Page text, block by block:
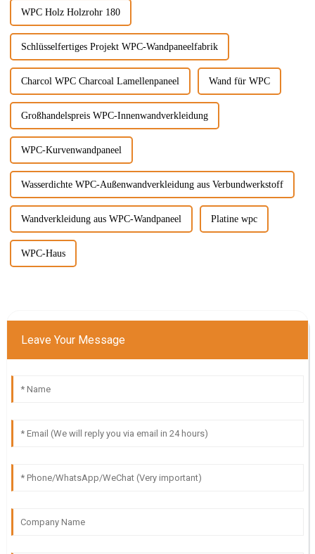
WPC Holz Holzrohr 180
Schlüsselfertiges Projekt WPC-Wandpaneelfabrik
Charcol WPC Charcoal Lamellenpaneel Wand für WPC
Großhandelspreis WPC-Innenwandverkleidung
WPC-Kurvenwandpaneel
Wasserdichte WPC-Außenwandverkleidung aus Verbundwerkstoff
Wandverkleidung aus WPC-Wandpaneel Platine wpc
WPC-Haus
Leave Your Message